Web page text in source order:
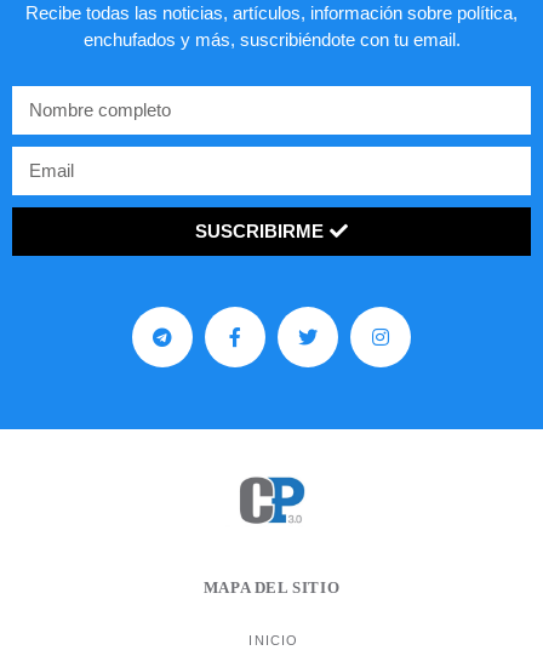
Recibe todas las noticias, artículos, información sobre política,
enchufados y más, suscribiéndote con tu email.
SUSCRIBIRME
MAPA DEL SITIO
INICIO